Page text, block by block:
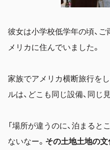
彼女は小学校低学年の頃、
メリカに住んでいました。
家族でアメリカ横断旅行をし
ルは、どこも同じ設備、同じ
「場所が違うのに、泊まると
ないなー。 その土地土地の